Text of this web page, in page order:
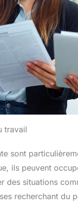
travail
sont
ils peuvent
des situations
recherchant du